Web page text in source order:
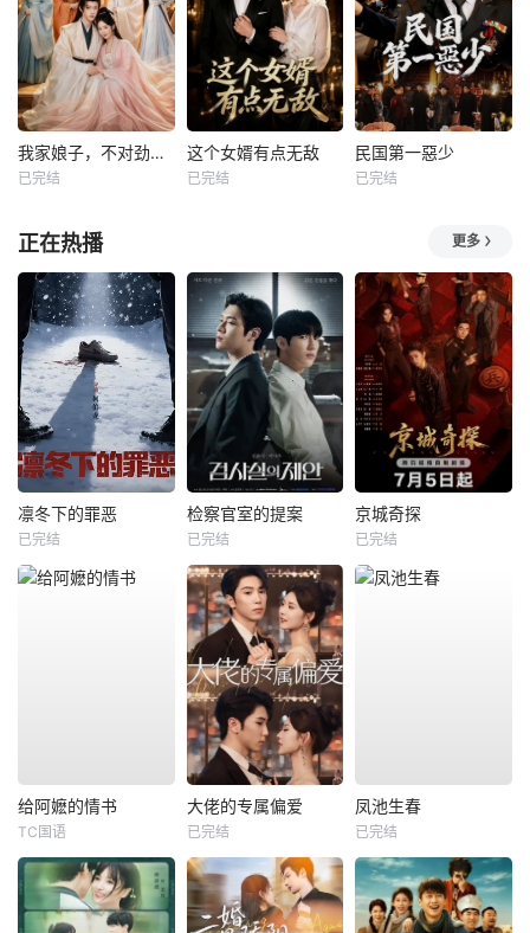
我家娘子，不对劲第四季
已完结
这个女婿有点无敌
已完结
民国第一惡少
已完结
正在热播 更多
凛冬下的罪恶
已完结
检察官室的提案
已完结
京城奇探
已完结
给阿嬷的情书
TC国语
大佬的专属偏爱
已完结
凤池生春
已完结